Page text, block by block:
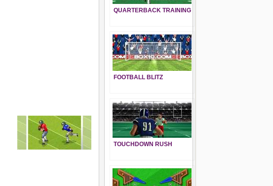
QUARTERBACK TRAINING
FOOTBALL BLITZ
TOUCHDOWN RUSH